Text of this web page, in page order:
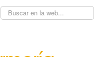
Buscar